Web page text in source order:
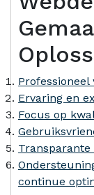
Ervaring en
Focus op
continue